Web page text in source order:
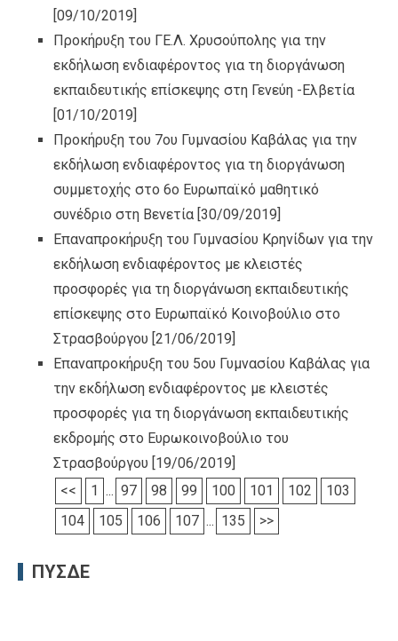
[09/10/2019]
Προκήρυξη του ΓΕ.Λ. Χρυσούπολης για την
εκδήλωση ενδιαφέροντος για τη διοργάνωση
εκπαιδευτικής επίσκεψης στη Γενεύη -Ελβετία
[01/10/2019]
Προκήρυξη του 7ου Γυμνασίου Καβάλας για την
εκδήλωση ενδιαφέροντος για τη διοργάνωση
συμμετοχής στο 6ο Ευρωπαϊκό μαθητικό
συνέδριο στη Βενετία [30/09/2019]
Επαναπροκήρυξη του Γυμνασίου Κρηνίδων για την
εκδήλωση ενδιαφέροντος με κλειστές
προσφορές για τη διοργάνωση εκπαιδευτικής
επίσκεψης στο Ευρωπαϊκό Κοινοβούλιο στο
Στρασβούργου [21/06/2019]
Επαναπροκήρυξη του 5ου Γυμνασίου Καβάλας για
την εκδήλωση ενδιαφέροντος με κλειστές
προσφορές για τη διοργάνωση εκπαιδευτικής
εκδρομής στο Ευρωκοινοβούλιο του
Στρασβούργου [19/06/2019]
<<
1 ... 97 98 99 100 101 102
103
104
105 106 107 ... 135 >>
ΠΥΣΔΕ